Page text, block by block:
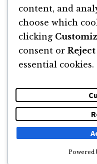
DESPRE
© 2011 -2026 TOATE
content, and
choose which
clicking
consent or
essential cookies.
Powered